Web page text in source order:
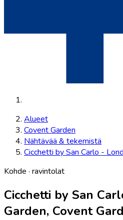
Alueet
Covent Garden
Nähtävää & tekemistä
Cicchetti by San Carlo -
Kohde · ravintolat
Cicchetti by San
Garden, Covent